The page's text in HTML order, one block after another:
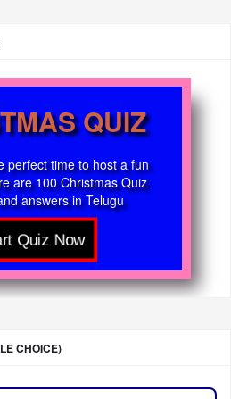
QUIZ
perfect time to host a fun
are 100 Christmas Quiz
answers in Telugu
CHOICE)